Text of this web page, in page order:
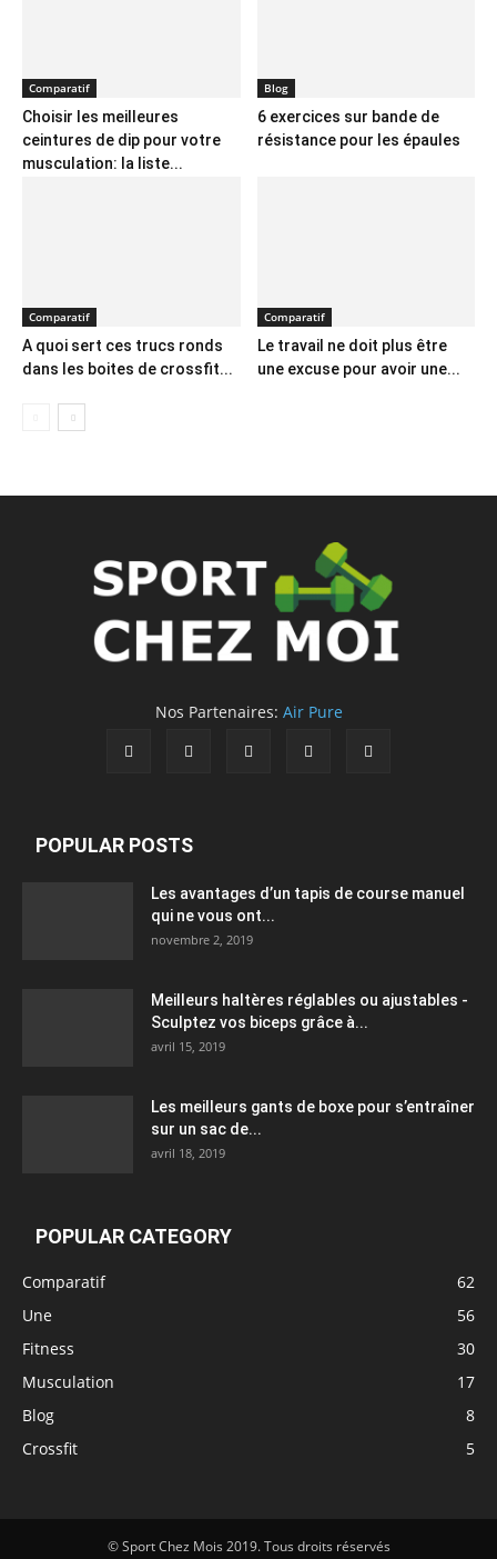
Comparatif
Choisir les meilleures
ceintures de dip pour votre
musculation: la liste...
Blog
6 exercices sur bande de
résistance pour les épaules
Comparatif
A quoi sert ces trucs ronds
dans les boites de crossfit...
Comparatif
Le travail ne doit plus être
une excuse pour avoir une...
Nos Partenaires: Air Pure
POPULAR POSTS
Les avantages d’un tapis de course manuel
qui ne vous ont...
novembre 2, 2019
Meilleurs haltères réglables ou ajustables -
Sculptez vos biceps grâce à...
avril 15, 2019
Les meilleurs gants de boxe pour s’entraîner
sur un sac de...
avril 18, 2019
POPULAR CATEGORY
Comparatif
62
Une
56
Fitness
30
Musculation
17
Blog
8
Crossfit
5
© Sport Chez Mois 2019. Tous droits réservés